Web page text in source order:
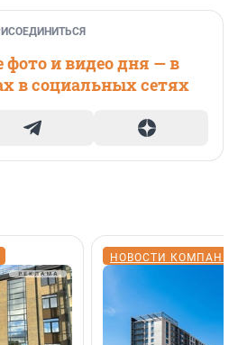
и видео дня — в
в социальных сетях
НОВОСТИ